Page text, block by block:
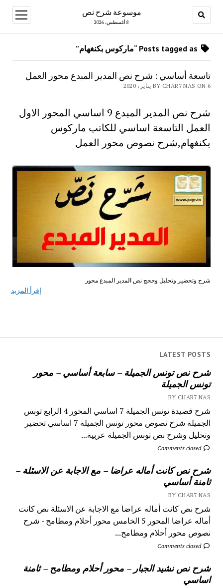
موسوعة شرح نص
8 أغسطس، 2026
open
menu
LATEST POSTS
شرح نص تونس الجميلة – سابعة أساسي – محور
تونس الجميلة
BY CHAR7 NAS
شرح قصيدة تونس الجميلة 7 اساسي المحور 4 الرابع تونس
الجميلة شرح نصوص محور تونس الجميلة 7 اساسي تحضير
وتحليل وشرح نص تونس الجميلة عربية...
Comments closed
شرح نص كانت أماله عراضا – مع الاجابة عن الاسئلة –
ثامنة أساسي
BY CHAR7 NAS
شرح نص كانت أماله عراضا مع الاجابة عن الاسئلة نص كانت
أماله عراضا المحور 5 الخامس محور أحلام ومطامح - شرح
نصوص محور أحلام ومطامح...
Comments closed
شرح نص نشيد الجبار – محور أحلام ومطامح – ثامنة
اساسي
تاسعة أساسي : شرح نص المدير المبدع محور العمل
BY CHAR7 NAS ON 6 يناير، 2020
شرح نص المدير المبدع 9 اساسي المحور الاول
العمل التاسعة اساسي للكاتب ماركوس
بكنغهام,شرح نصوص محور العمل
شرح وتحضير وتحليل وحجج نص المدير المبدع محور
إقرأ المزيد